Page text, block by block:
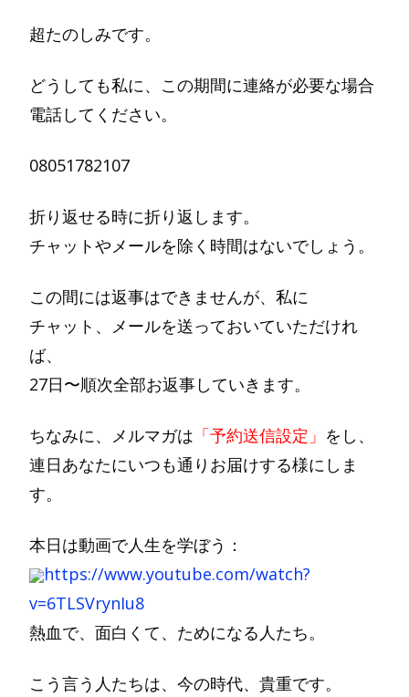
超たのしみです。
どうしても私に、この期間に連絡が必要な場合
電話してください。
08051782107
折り返せる時に折り返します。
チャットやメールを除く時間はないでしょう。
この間には返事はできませんが、私に
チャット、メールを送っておいていただけれ
ば、
27日〜順次全部お返事していきます。
ちなみに、メルマガは 「予約送信設定」 をし、
連日あなたにいつも通りお届けする様にしま
す。
本日は動画で人生を学ぼう：
https://www.youtube.com/watch?
v=6TLSVrynIu8
熱血で、面白くて、ためになる人たち。
こう言う人たちは、今の時代、貴重です。